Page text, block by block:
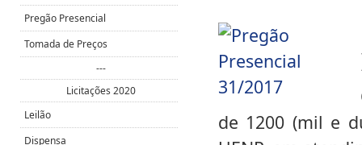
de 1200 (mil e
Pregão Presencial
Tomada de Preços
---
Licitações 2020
Leilão
Dispensa